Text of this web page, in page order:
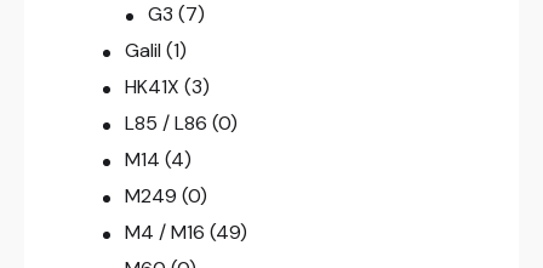
G3 (7)
Galil (1)
HK41X (3)
L85 / L86 (0)
M14 (4)
M249 (0)
M4 / M16 (49)